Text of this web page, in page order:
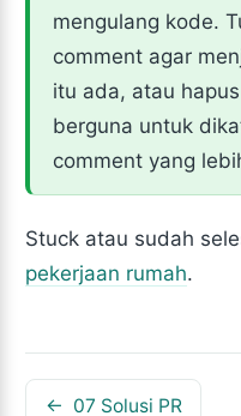
mengulang kode.
comment agar
itu ada, atau
berguna untuk
comment yang
Stuck atau sudah
pekerjaan rumah.
07 Solusi PR